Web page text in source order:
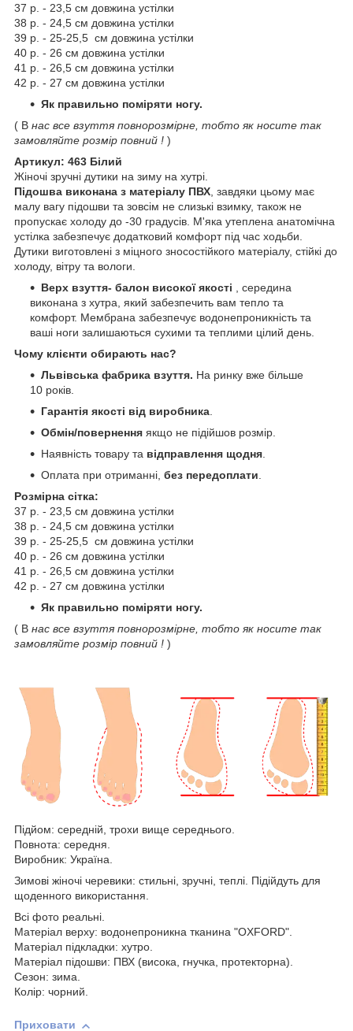
37 р. - 23,5 см довжина устілки
38 р. - 24,5 см довжина устілки
39 р. - 25-25,5 см довжина устілки
40 р. - 26 см довжина устілки
41 р. - 26,5 см довжина устілки
42 р. - 27 см довжина устілки
Як правильно поміряти ногу.
( В нас все взуття повнорозмірне, тобто як носите так
замовляйте розмір повний ! )
Артикул: 463 Білий
Жіночі зручні дутики на зиму на хутрі.
Підошва виконана з матеріалу ПВХ , завдяки цьому має
малу вагу підошви та зовсім не слизькі взимку, також не
пропускає холоду до -30 градусів. М'яка утеплена анатомічна
устілка забезпечує додатковий комфорт під час ходьби.
Дутики виготовлені з міцного зносостійкого матеріалу, стійкі до
холоду, вітру та вологи.
Верх взуття- балон високої якості , середина
виконана з хутра, який забезпечить вам тепло та
комфорт. Мембрана забезпечує водонепроникність та
ваші ноги залишаються сухими та теплими цілий день.
Чому клієнти обирають нас?
Львівська фабрика взуття. На ринку вже більше
10 років.
Гарантія якості від виробника
Обмін/повернення якщо не підійшов розмір.
Наявність товару та відправлення щодня
Оплата при отриманні, без передоплати
Розмірна сітка:
37 р. - 23,5 см довжина устілки
38 р. - 24,5 см довжина устілки
39 р. - 25-25,5 см довжина устілки
40 р. - 26 см довжина устілки
41 р. - 26,5 см довжина устілки
42 р. - 27 см довжина устілки
Як правильно поміряти ногу.
( В нас все взуття повнорозмірне, тобто як носите так
замовляйте розмір повний ! )
Підйом: середній, трохи вище середнього.
Повнота: середня.
Виробник: Україна.
Зимові жіночі черевики: стильні, зручні, теплі. Підійдуть для
щоденного використання.
Всі фото реальні.
Матеріал верху: водонепроникна тканина "OXFORD".
Матеріал підкладки: хутро.
Матеріал підошви: ПВХ (висока, гнучка, протекторна).
Сезон: зима.
Колір: чорний.
Приховати